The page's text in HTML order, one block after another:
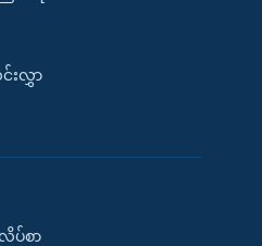
းလွှာ
ပ်စာ